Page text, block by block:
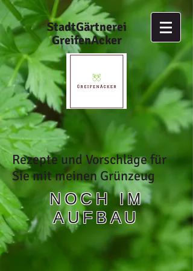
StadtGärtnerei
GreifenAcker
Rezepte und Vorschläge für
Sie mit meinen Grünzeug
NOCH IM
AUFBAU